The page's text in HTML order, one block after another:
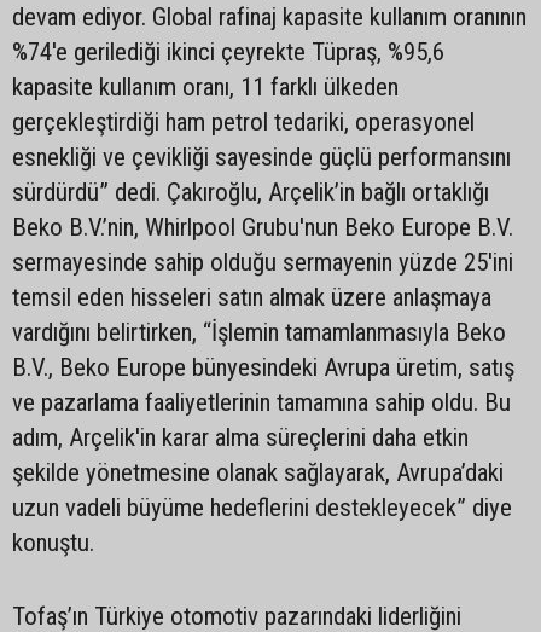
devam ediyor. Global rafinaj kapasite kullanım oranının
%74'e gerilediği ikinci çeyrekte Tüpraş, %95,6
kapasite kullanım oranı, 11 farklı ülkeden
gerçekleştirdiği ham petrol tedariki, operasyonel
esnekliği ve çevikliği sayesinde güçlü performansını
sürdürdü” dedi. Çakıroğlu, Arçelik’in bağlı ortaklığı
Beko B.V.’nin, Whirlpool Grubu'nun Beko Europe B.V.
sermayesinde sahip olduğu sermayenin yüzde 25'ini
temsil eden hisseleri satın almak üzere anlaşmaya
vardığını belirtirken, “İşlemin tamamlanmasıyla Beko
B.V., Beko Europe bünyesindeki Avrupa üretim, satış
ve pazarlama faaliyetlerinin tamamına sahip oldu. Bu
adım, Arçelik'in karar alma süreçlerini daha etkin
şekilde yönetmesine olanak sağlayarak, Avrupa’daki
uzun vadeli büyüme hedeflerini destekleyecek” diye
konuştu.
Tofaş’ın Türkiye otomotiv pazarındaki liderliğini